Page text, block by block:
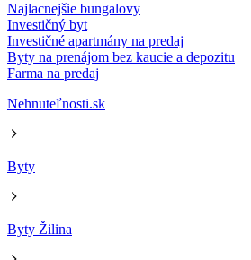
Najlacnejšie bungalovy
Investičný byt
Investičné apartmány na predaj
Byty na prenájom bez kaucie a depozitu
Farma na predaj
Nehnuteľnosti.sk
Byty
Byty Žilina